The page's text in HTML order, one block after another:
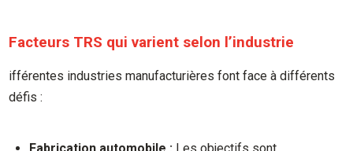
Facteurs TRS qui varient selon l’industrie
ifférentes industries manufacturières font face à différents
défis :